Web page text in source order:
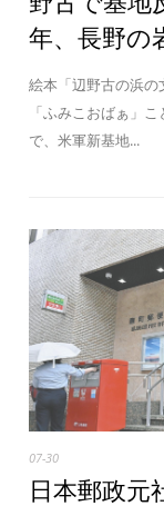
年、長野の
絵本「辺野古の浜
「ふみこおばぁ」
で、米軍新基地...
07-30
日本郵政元